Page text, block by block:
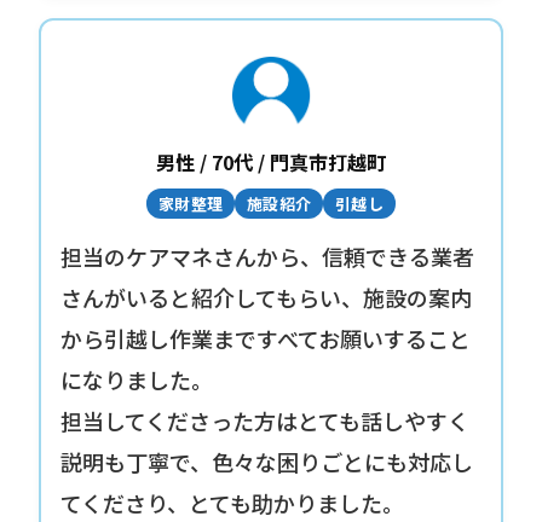
男性 / 70代 / 門真市打越町
家財整理 施設紹介 引越し
担当のケアマネさんから、信頼できる業者
さんがいると紹介してもらい、施設の案内
から引越し作業まですべてお願いすること
になりました。
担当してくださった方はとても話しやすく
説明も丁寧で、色々な困りごとにも対応し
てくださり、とても助かりました。